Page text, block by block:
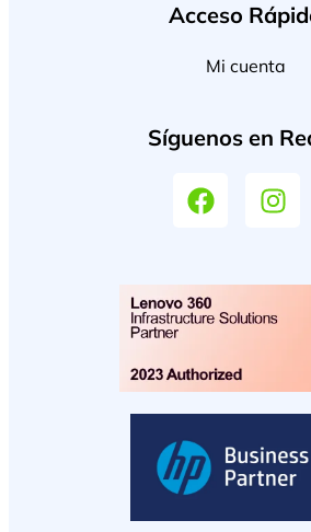
Acceso
Mi cuenta
Síguenos en